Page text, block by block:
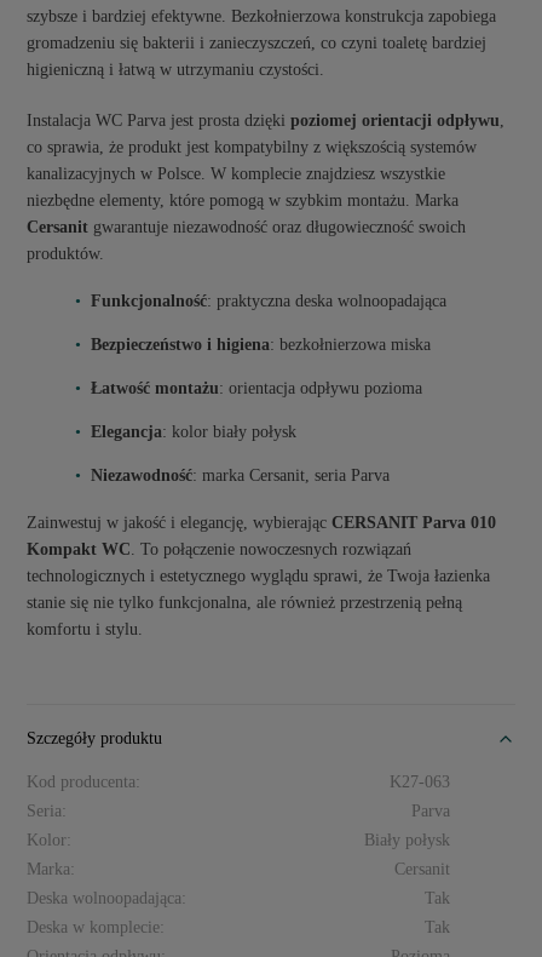
szybsze i bardziej efektywne. Bezkołnierzowa konstrukcja zapobiega
gromadzeniu się bakterii i zanieczyszczeń, co czyni toaletę bardziej
higieniczną i łatwą w utrzymaniu czystości.
Instalacja WC Parva jest prosta dziękipoziomej orientacji odpływu
co sprawia, że produkt jest kompatybilny z większością systemów
kanalizacyjnych w Polsce. W komplecie znajdziesz wszystkie
niezbędne elementy, które pomogą w szybkim montażu. Marka
Cersanit gwarantuje niezawodność oraz długowieczność swoich
produktów.
Funkcjonalność: praktyczna deska wolnoopadająca
Bezpieczeństwo i higiena: bezkołnierzowa miska
Łatwość montażu: orientacja odpływu pozioma
Elegancja: kolor biały połysk
Niezawodność: marka Cersanit, seria Parva
Zainwestuj w jakość i elegancję, wybierającCERSANIT Parva 010
Kompakt WC . To połączenie nowoczesnych rozwiązań
technologicznych i estetycznego wyglądu sprawi, że Twoja łazienka
stanie się nie tylko funkcjonalna, ale również przestrzenią pełną
komfortu i stylu.
Szczegóły produktu
Kod producenta:
K27-063
Seria:
Parva
Kolor:
Biały połysk
Marka:
Cersanit
Deska wolnoopadająca:
Tak
Deska w komplecie:
Tak